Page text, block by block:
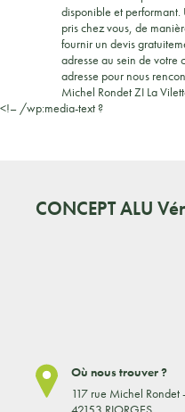
disponible et
pris chez vous, de
fournir un devis
adresse au sein de votre
adresse pour nous
Michel Rondet ZI La
<!– /wp:media-text ?
CONCEPT ALU
Où nous trouver ?
117 rue Michel Rondet